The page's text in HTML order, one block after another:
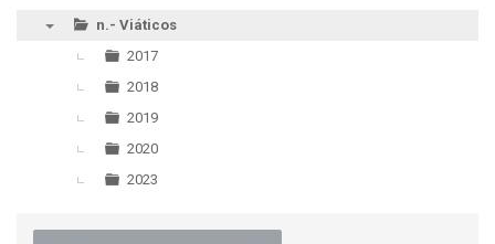
n.- Viáticos
2017
2018
2019
2020
2023